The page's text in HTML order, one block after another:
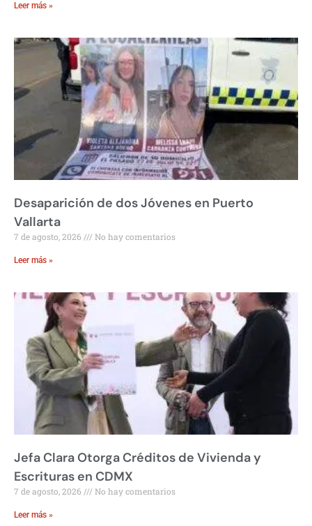
Leer más »
Desaparición de dos Jóvenes en Puerto
Vallarta
7 de agosto, 2026 No hay comentarios
Leer más »
Jefa Clara Otorga Créditos de Vivienda y
Escrituras en CDMX
7 de agosto, 2026 No hay comentarios
Leer más »